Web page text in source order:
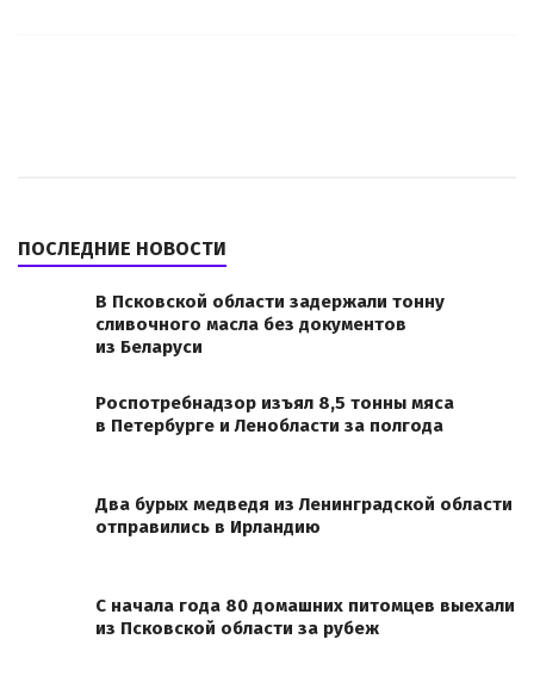
ПОСЛЕДНИЕ НОВОСТИ
В Псковской области задержали тонну
сливочного масла без документов
из Беларуси
Роспотребнадзор изъял 8,5 тонны мяса
в Петербурге и Ленобласти за полгода
Два бурых медведя из Ленинградской области
отправились в Ирландию
С начала года 80 домашних питомцев выехали
из Псковской области за рубеж